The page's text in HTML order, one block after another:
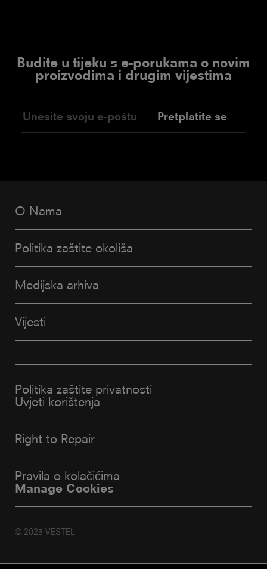
Budite u tijeku s e-porukama o novim
proizvodima i drugim vijestima
Pretplatite se
O Nama
Politika zaštite okoliša
Medijska arhiva
Vijesti
Politika zaštite privatnosti
Uvjeti korištenja
Right to Repair
Pravila o kolačićima
Manage Cookies
© 2023 VESTEL